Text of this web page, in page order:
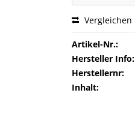
Vergleichen
Artikel-Nr.:
Hersteller Info:
Herstellernr:
Inhalt: